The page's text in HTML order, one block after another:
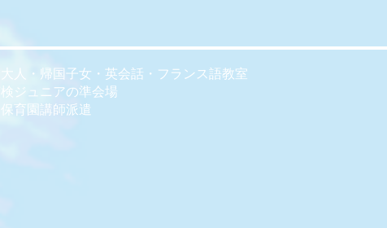
人・帰国子女・英会話・フランス語教室
ジュニアの準会場
育園講師派遣